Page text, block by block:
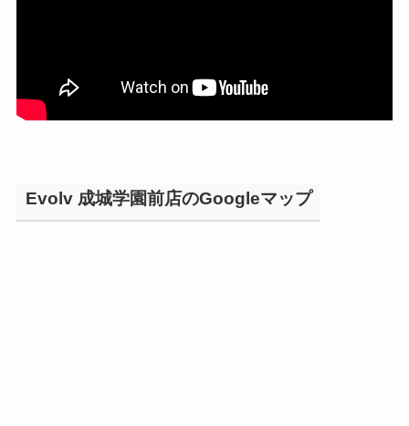
Evolv 成城学園前店のGoogleマップ